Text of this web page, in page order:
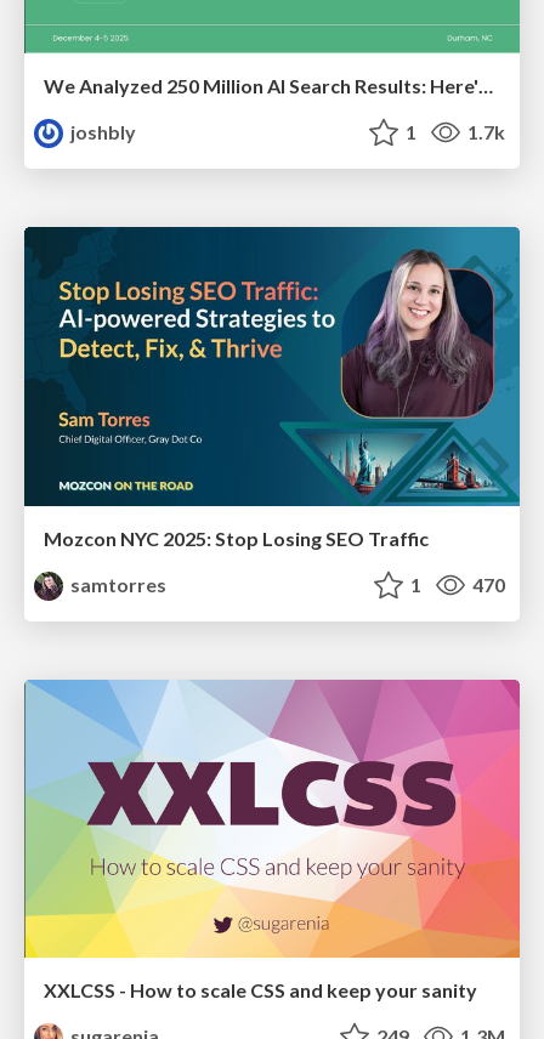
We Analyzed 250 Million AI Search Results: Here's What I Found
joshbly
1 1.7k
Mozcon NYC 2025: Stop Losing SEO Traffic
samtorres
1 470
XXLCSS - How to scale CSS and keep your sanity